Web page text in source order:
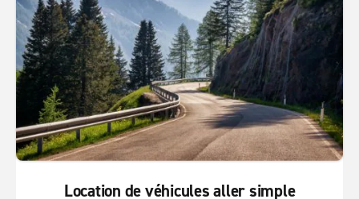
Location de véhicules aller simple